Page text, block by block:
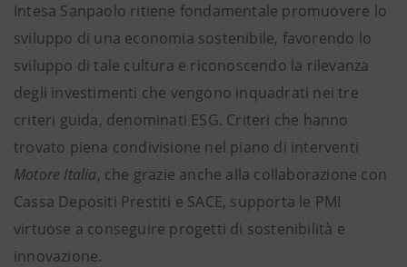
Intesa Sanpaolo ritiene fondamentale promuovere lo
sviluppo di una economia sostenibile, favorendo lo
sviluppo di tale cultura e riconoscendo la rilevanza
degli investimenti che vengono inquadrati nei tre
criteri guida, denominati ESG. Criteri che hanno
trovato piena condivisione nel piano di interventi
Motore Italia, che grazie anche alla collaborazione con
Cassa Depositi Prestiti e SACE, supporta le PMI
virtuose a conseguire progetti di sostenibilità e
innovazione.